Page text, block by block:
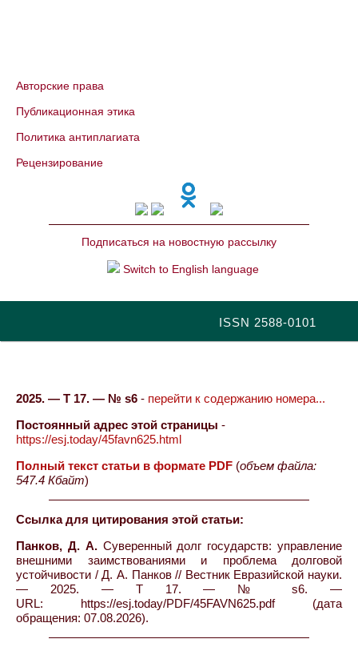
Авторские права
Публикационная этика
Политика антиплагиата
Рецензирование
Подписаться на новостную рассылку
Switch to English language
ISSN 2588-0101
2025. — Т 17. — № s6 - перейти к содержанию номера...
Постоянный адрес этой страницы -
https://esj.today/45favn625.html
Полный текст статьи в формате PDF (объем файла:
547.4 Кбайт)
Ссылка для цитирования этой статьи:
Панков, Д. А.Суверенный долг государств: управление
внешними заимствованиями и проблема долговой
устойчивости / Д. А. Панков // Вестник Евразийской науки.
— 2025. — Т 17. — № s6. —
URL: https://esj.today/PDF/45FAVN625.pdf (дата
обращения: 07.08.2026).